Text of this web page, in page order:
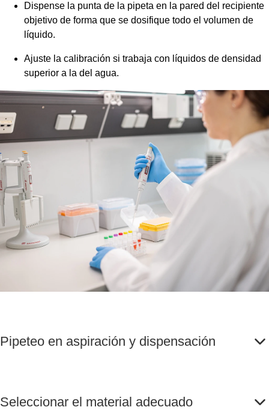
Dispense la punta de la pipeta en la pared del recipiente
objetivo de forma que se dosifique todo el volumen de
líquido.
Ajuste la calibración si trabaja con líquidos de densidad
superior a la del agua.
Pipeteo en aspiración y dispensación
Seleccionar el material adecuado